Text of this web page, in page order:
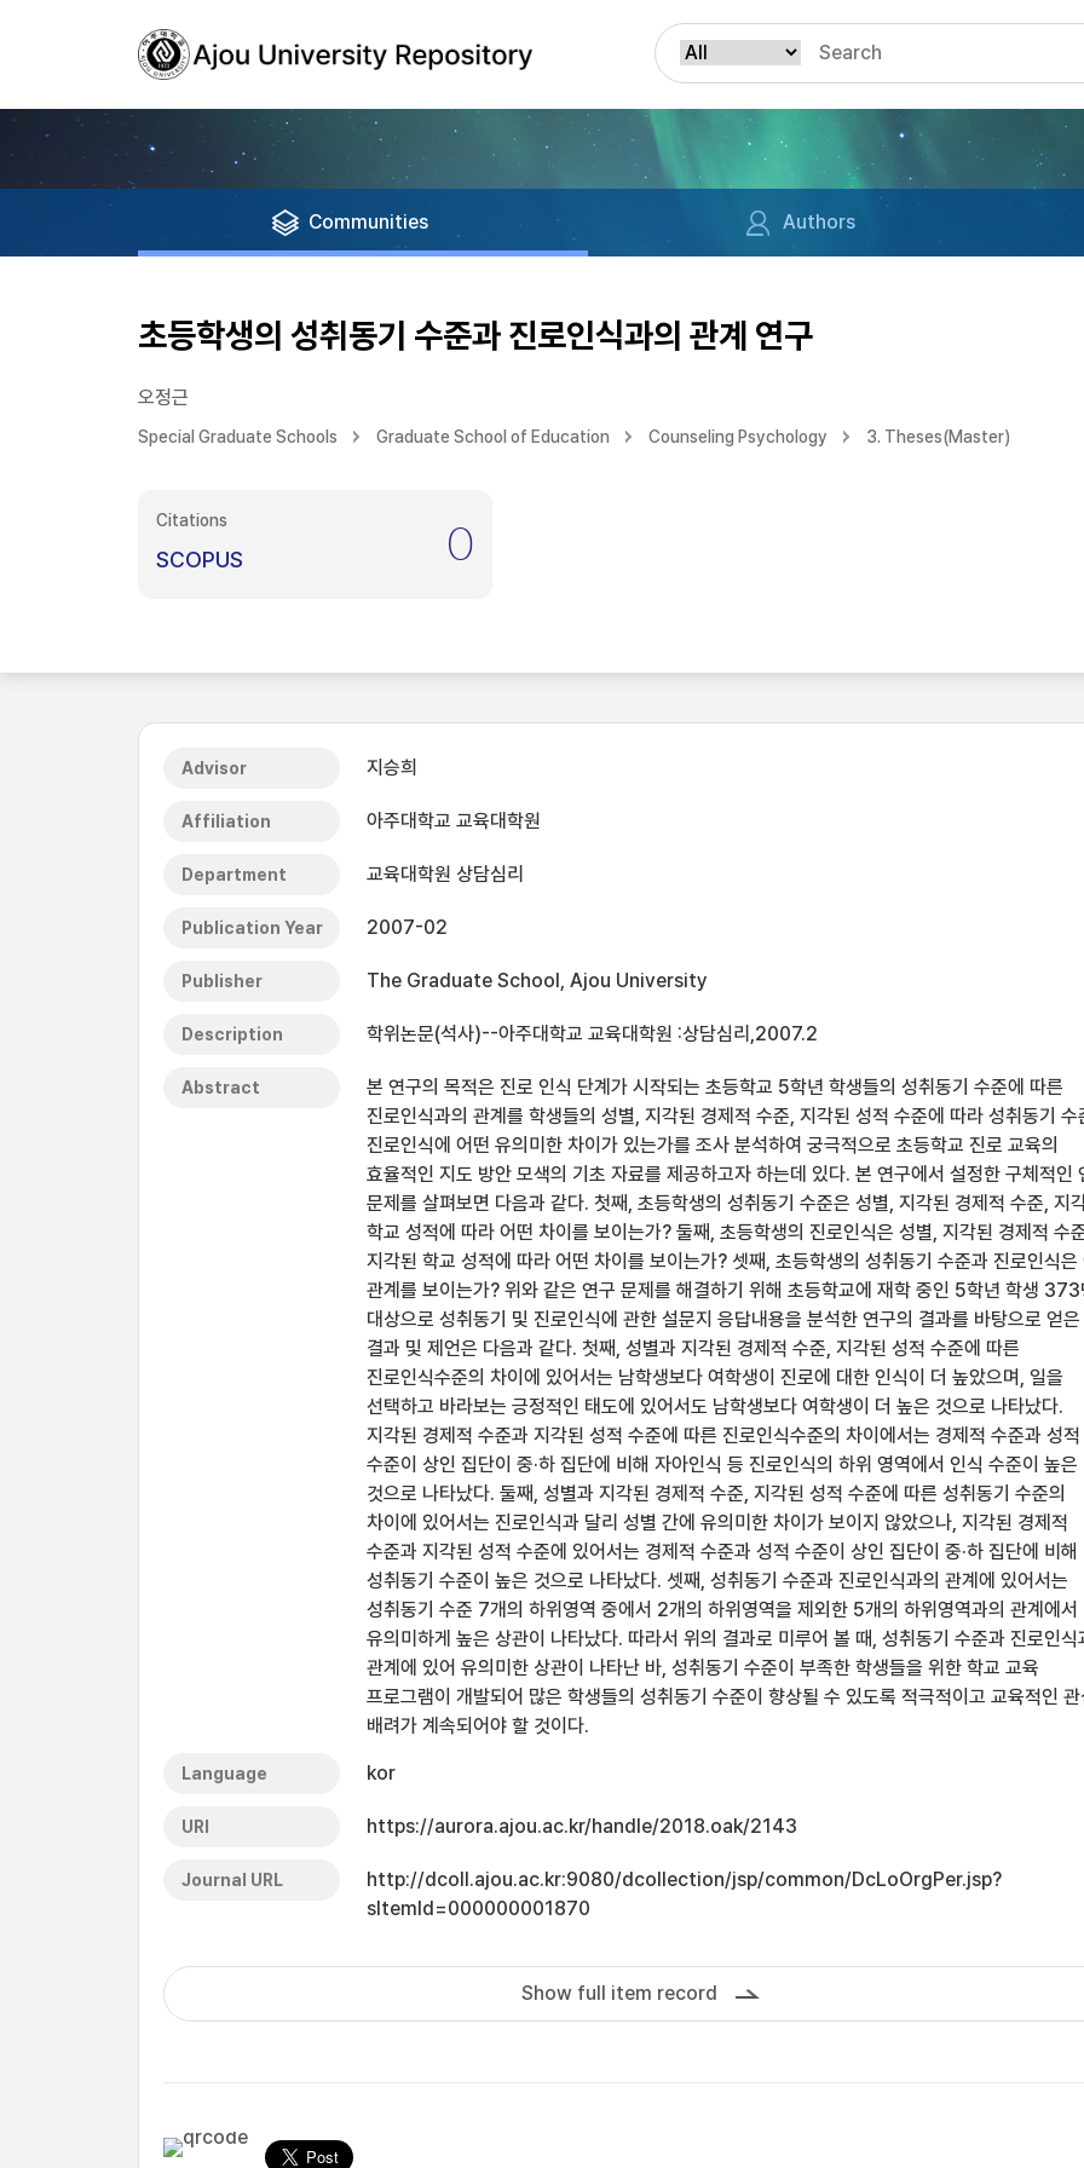
Communities Authors
초등학생의 성취동기 수준과 진로인식과의 관계 연구
오정근
Special Graduate Schools Graduate School of Education Counseling Psychology 3. Theses(Master)
Citations
SCOPUS 0
Advisor 지승희
Affiliation 아주대학교 교육대학원
Department 교육대학원 상담심리
Publication Year 2007-02
Publisher The Graduate School, Ajou University
Description 학위논문(석사)--아주대학교 교육대학원 :상담심리,2007.2
Abstract
본 연구의 목적은 진로 인식 단계가 시작되는 초등학교 5학년 학생들의 성취동기 수준에 따른
진로인식과의 관계를 학생들의 성별, 지각된 경제적 수준, 지각된 성적 수준에 따라 성취동기 수
진로인식에 어떤 유의미한 차이가 있는가를 조사 분석하여 궁극적으로 초등학교 진로 교육의
효율적인 지도 방안 모색의 기초 자료를 제공하고자 하는데 있다. 본 연구에서 설정한 구체적인
문제를 살펴보면 다음과 같다. 첫째, 초등학생의 성취동기 수준은 성별, 지각된 경제적 수준, 지
학교 성적에 따라 어떤 차이를 보이는가? 둘째, 초등학생의 진로인식은 성별, 지각된 경제적 수
지각된 학교 성적에 따라 어떤 차이를 보이는가? 셋째, 초등학생의 성취동기 수준과 진로인식은
관계를 보이는가? 위와 같은 연구 문제를 해결하기 위해 초등학교에 재학 중인 5학년 학생 373
대상으로 성취동기 및 진로인식에 관한 설문지 응답내용을 분석한 연구의 결과를 바탕으로 얻은
결과 및 제언은 다음과 같다. 첫째, 성별과 지각된 경제적 수준, 지각된 성적 수준에 따른
진로인식수준의 차이에 있어서는 남학생보다 여학생이 진로에 대한 인식이 더 높았으며, 일을
선택하고 바라보는 긍정적인 태도에 있어서도 남학생보다 여학생이 더 높은 것으로 나타났다.
지각된 경제적 수준과 지각된 성적 수준에 따른 진로인식수준의 차이에서는 경제적 수준과 성적
수준이 상인 집단이 중·하 집단에 비해 자아인식 등 진로인식의 하위 영역에서 인식 수준이 높은
것으로 나타났다. 둘째, 성별과 지각된 경제적 수준, 지각된 성적 수준에 따른 성취동기 수준의
차이에 있어서는 진로인식과 달리 성별 간에 유의미한 차이가 보이지 않았으나, 지각된 경제적
수준과 지각된 성적 수준에 있어서는 경제적 수준과 성적 수준이 상인 집단이 중·하 집단에 비해
성취동기 수준이 높은 것으로 나타났다. 셋째, 성취동기 수준과 진로인식과의 관계에 있어서는
성취동기 수준 7개의 하위영역 중에서 2개의 하위영역을 제외한 5개의 하위영역과의 관계에서
유의미하게 높은 상관이 나타났다. 따라서 위의 결과로 미루어 볼 때, 성취동기 수준과 진로인식
관계에 있어 유의미한 상관이 나타난 바, 성취동기 수준이 부족한 학생들을 위한 학교 교육
프로그램이 개발되어 많은 학생들의 성취동기 수준이 향상될 수 있도록 적극적이고 교육적인
배려가 계속되어야 할 것이다.
Language kor
URI https://aurora.ajou.ac.kr/handle/2018.oak/2143
Journal URL
http://dcoll.ajou.ac.kr:9080/dcollection/jsp/common/DcLoOrgPer.jsp?
sItemId=000000001870
Show full item record